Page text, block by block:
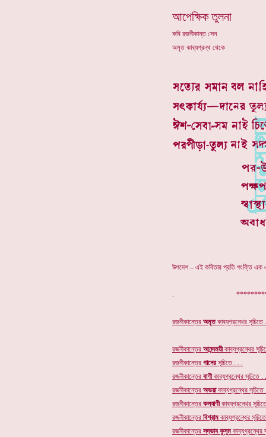
আপেক্ষিক তুলনা
কবি রজনীকান্ত সেন
অমৃত কাব্যগ্রন্থ থেকে
উপদেশ – এই কবিতার প্রতি পংক্তি এক
.
রজনীকান্তের অমৃতকাব্যগ্রন্থের সূচিতে
রজনীকান্তের আনন্দময়ীকাব্যগ্রন্থের
রজনীকান্তের গানেরসূচিতে . . .
রজনীকান্তের বাণীকাব্যগ্রন্থের সূচিতে .
রজনীকান্তের অভয়াকাব্যগ্রন্থের
রজনীকান্তের কল্যাণীকাব্যগ্রন্থের
রজনীকান্তের বিশ্রাম কাব্যগ্রন্থের
রজনীকান্তের সদ্ভাব কুসুম কাব্যগ্রন্থের